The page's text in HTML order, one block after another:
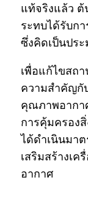
แท้จริงแล้ว
ระทบได้รับก
ซึ่งคิดเป็นปร
เพื่อแก้ไขสถ
ความสำคัญกั
คุณภาพอากา
การคุ้มครอง
ได้ดำเนินมา
เสริมสร้างเ
อากาศ